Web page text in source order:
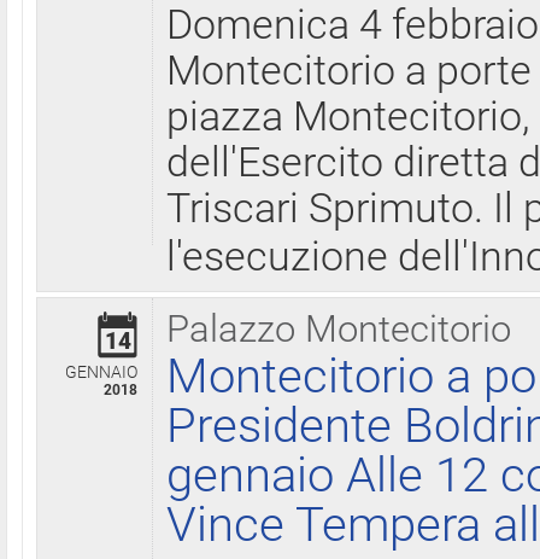
Domenica 4
Montecitorio a
piazza
dell'Esercito diretta
Triscari Sprimuto. Il
l'esecuzione
Palazzo Montecitorio
14
GENNAIO
2018
Montecitorio a
Presidente
gennaio Alle 12
Vince Tempera